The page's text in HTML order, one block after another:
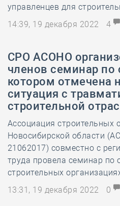
управленцев для
14:39, 19 декабря 2022
4
СРО АСОНО
членов семинар по
котором отмечена
ситуация с
строительной
Ассоциация строительных
Новосибирской области
21062017) совместно с
труда провела семинар по
строительных
13:31, 19 декабря 2022
0